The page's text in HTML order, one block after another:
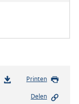
Printen
Delen